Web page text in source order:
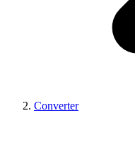
Converter